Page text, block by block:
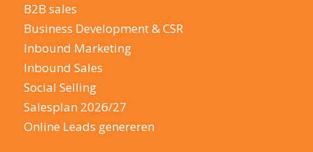
B2B sales
Business Development & CSR
Inbound Marketing
Inbound Sales
Social Selling
Salesplan 2026/27
Online Leads genereren